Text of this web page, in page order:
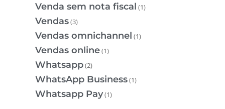
Venda sem nota fiscal (1)
Vendas(3)
Vendas omnichannel (1)
Vendas online(1)
Whatsapp(2)
WhatsApp Business(1)
Whatsapp Pay(1)